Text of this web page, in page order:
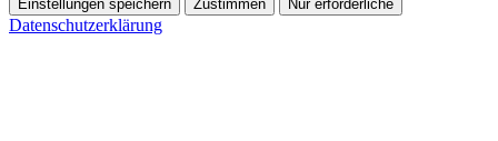
Einstellungen speichern Zustimmen Nur erforderliche
Datenschutzerklärung